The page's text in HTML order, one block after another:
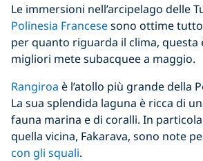
Le immersioni nell’arcipelago delle
Polinesia Francesesono ottime tutto
per quanto riguarda il clima, questa
migliori mete subacquee a maggio.
Rangiroa è l’atollo più grande della
La sua splendida laguna è ricca di
fauna marina e di coralli. In
quella vicina, Fakarava, sono note
con gli squali.